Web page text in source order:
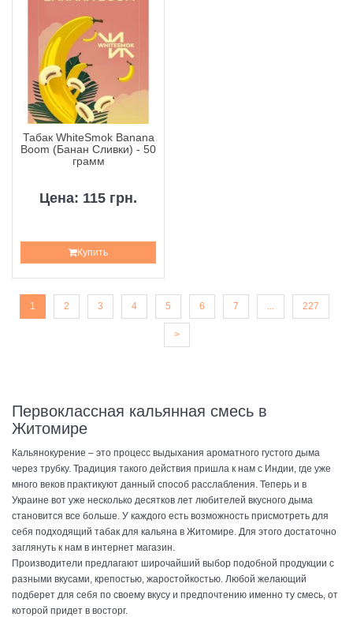
Табак WhiteSmok Banana
Boom (Банан Сливки) - 50
грамм
Цена: 115 грн.
Купить
1 2 3 4 5 6 7 ... 227
>
Первоклассная кальянная смесь в
Житомире
Кальянокурение – это процесс выдыхания ароматного густого дыма
через трубку. Традиция такого действия пришла к нам с Индии, где уже
много веков практикуют данный способ расслабления. Теперь и в
Украине вот уже несколько десятков лет любителей вкусного дыма
становится все больше. У каждого есть возможность присмотреть для
себя подходящий табак для кальяна в Житомире. Для этого достаточно
заглянуть к нам в интернет магазин.
Производители предлагают широчайший выбор подобной продукции с
разными вкусами, крепостью, жаростойкостью. Любой желающий
подберет для себя по своему вкусу и предпочтению именно ту смесь, от
которой придет в восторг.